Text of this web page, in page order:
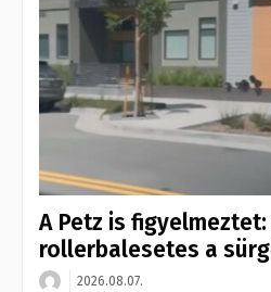
A Petz is
rollerbalesetes a
2026.08.07.